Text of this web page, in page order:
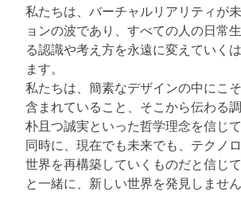
私たちは、バーチャルリアリティが
ョンの波であり、すべての人の日常
る認識や考え方を永遠に変えていく
ます。
私たちは、簡素なデザインの中にこ
含まれていること、そこから伝わる
朴且つ誠実といった哲学理念を信じて
同時に、現在でも未来でも、テクノ
世界を再構築していくものだと信じ
と一緒に、新しい世界を発見しません